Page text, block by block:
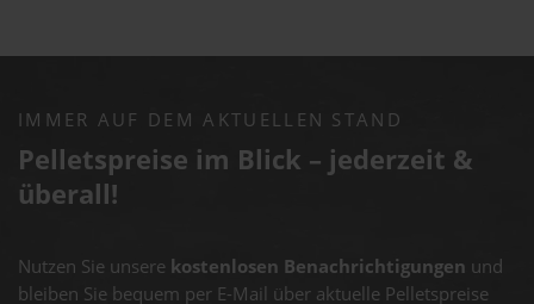
IMMER AUF DEM AKTUELLEN STAND
Pelletspreise im Blick – jederzeit &
überall!
Nutzen Sie unsere kostenlosen Benachrichtigungen und
bleiben Sie bequem per E-Mail über aktuelle Pelletspreise